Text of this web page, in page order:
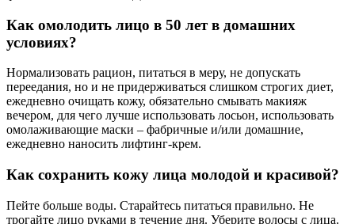
Как омолодить лицо в 50 лет в домашних
условиях?
Нормализовать рацион, питаться в меру, не допускать
переедания, но и не придерживаться слишком строгих диет,
ежедневно очищать кожу, обязательно смывать макияж
вечером, для чего лучше использовать лосьон, использовать
омолаживающие маски – фабричные и/или домашние,
ежедневно наносить лифтинг-крем.
Как сохранить кожу лица молодой и красивой?
Пейте больше воды. Старайтесь питаться правильно. Не
трогайте лицо руками в течение дня. Уберите волосы с лица.